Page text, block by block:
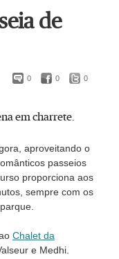
de
0 0 0
em charrete.
aproveitando o
passeios
proporciona aos
sempre com os
Chalet da
e Medhi.